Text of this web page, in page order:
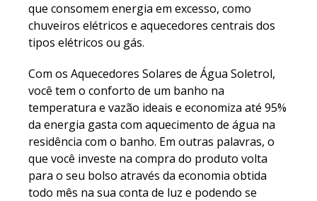
que consomem energia em excesso, como
chuveiros elétricos e aquecedores centrais dos
tipos elétricos ou gás.
Com os Aquecedores Solares de Água Soletrol,
você tem o conforto de um banho na
temperatura e vazão ideais e economiza até 95%
da energia gasta com aquecimento de água na
residência com o banho. Em outras palavras, o
que você investe na compra do produto volta
para o seu bolso através da economia obtida
todo mês na sua conta de luz e podendo se